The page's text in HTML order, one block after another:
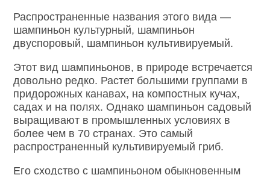
Распространенные названия этого вида —
шампиньон культурный, шампиньон
двуспоровый, шампиньон культивируемый.
Этот вид шампиньонов, в природе встречается
довольно редко. Растет большими группами в
придорожных канавах, на компостных кучах,
садах и на полях. Однако шампиньон садовый
выращивают в промышленных условиях в
более чем в 70 странах. Это самый
распространенный культивируемый гриб.
Его сходство с шампиньоном обыкновенным